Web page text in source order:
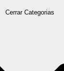
Cerrar Categorias